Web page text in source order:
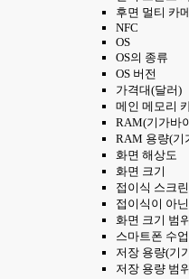
후면 멀티 카
NFC
OS
OS의 종류
OS 버전
가격대(달러)
메인 메모리
RAM(기가바
RAM 용량(기
화면 해상도
화면 크기
접이식 스크
접이식이 아
화면 크기 범위
스마트폰 수업
저장 용량(기
저장 용량 범위